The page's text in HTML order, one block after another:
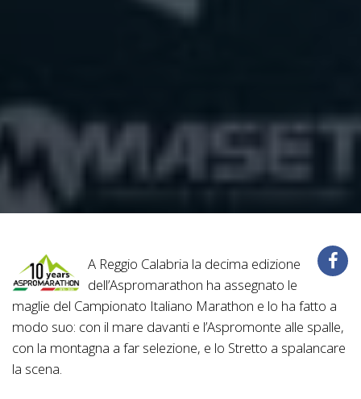
A Reggio Calabria la decima edizione
dell’Aspromarathon ha assegnato le
maglie del Campionato Italiano Marathon e lo ha fatto a
modo suo: con il mare davanti e l’Aspromonte alle spalle,
con la montagna a far selezione, e lo Stretto a spalancare
la scena.